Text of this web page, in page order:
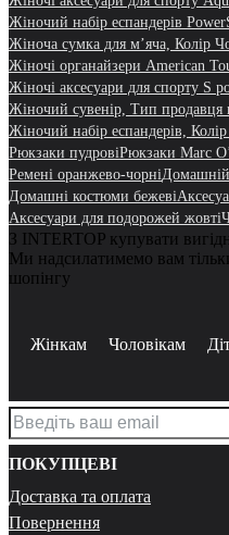
Жіночий набір еспандерів
Жіноча сумка для мʼяча, Колір
Жіночі органайзери American
Жіночі аксесуари для спорту S
Жіночий сувенір, Тип продавця
Жіночий набір еспандерів,
Рюкзаки пудровіРюкзаки Marc
Ремені оранжево-чорні
Домашні костюми бежеві
Аксесуари для подорожей жовті
З INTERTOP купувати
Ми надсилатимемо вам
шопінгу
Жінкам Чоловікам
ПОКУПЦЕВІ
Доставка та оплата
Повернення